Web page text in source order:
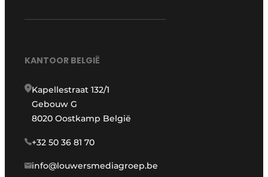
KANTOOR BELGIË
Kapellestraat 132/1
Gebouw G
8020 Oostkamp België
+32 50 36 81 70
info@louwersmediagroep.be